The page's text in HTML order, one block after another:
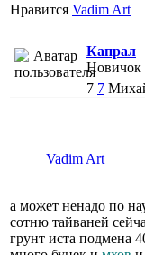
Нравится Vadim Art
Капрал
Новичок
7 7
Vadim Art
а может ненадо по
сотню тайваней
грунт иста подмена